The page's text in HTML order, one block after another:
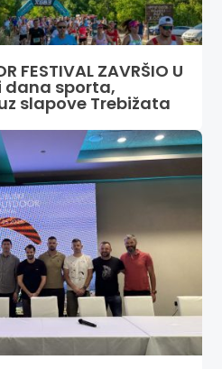
FESTIVAL ZAVRŠIO U
dana sporta,
slapove Trebižata